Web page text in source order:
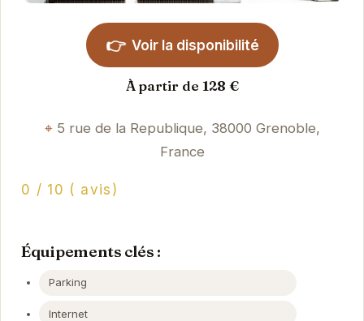
👉 Voir la disponibilité
À partir de 128 €
5 rue de la Republique, 38000 Grenoble,
France
0 / 10 ( avis)
Équipements clés :
Parking
Internet